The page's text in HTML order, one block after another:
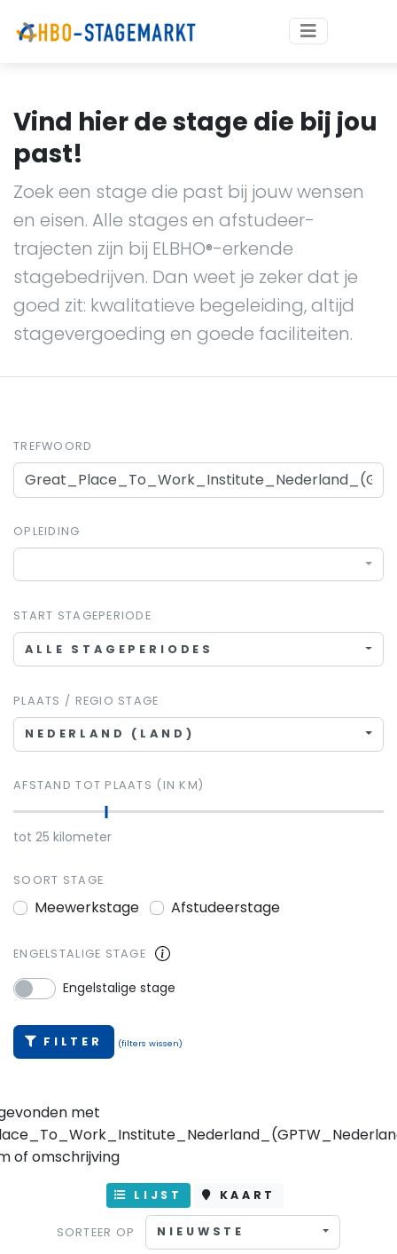
Vind hier de stage die bij jou
past!
Zoek een stage die past bij jouw wensen
en eisen. Alle stages en afstudeer-
trajecten zijn bij ELBHO®-erkende
stagebedrijven. Dan weet je zeker dat je
goed zit: kwalitatieve begeleiding, altijd
stagevergoeding en goede faciliteiten.
TREFWOORD
OPLEIDING
START STAGEPERIODE
ALLE STAGEPERIODES
PLAATS / REGIO STAGE
NEDERLAND (LAND)
AFSTAND TOT PLAATS (IN KM)
tot 25 kilometer
SOORT STAGE
Meewerkstage Afstudeerstage
ENGELSTALIGE STAGE
Engelstalige stage
FILTER (filters wissen)
met
of omschrijving
LIJST KAART
SORTEER OP NIEUWSTE